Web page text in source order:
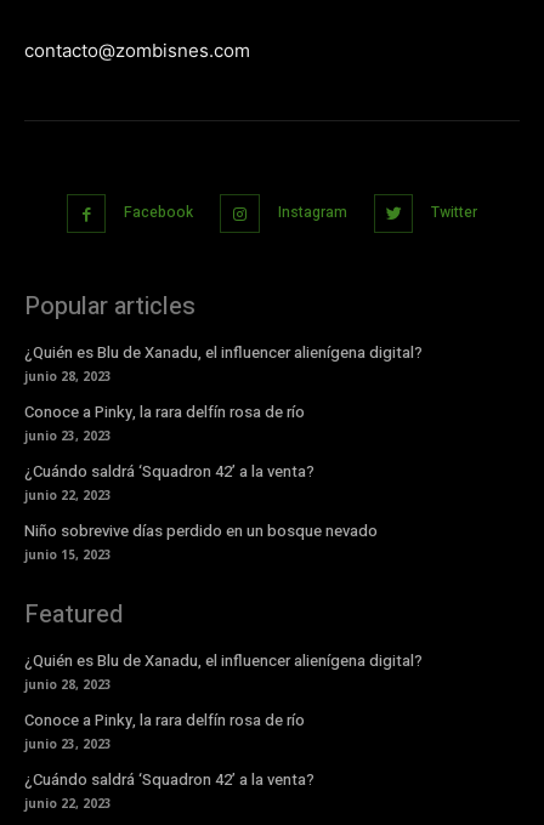
contacto@zombisnes.com
Facebook Instagram Twitter
Popular articles
¿Quién es Blu de Xanadu, el influencer alienígena digital?
junio 28, 2023
Conoce a Pinky, la rara delfín rosa de río
junio 23, 2023
¿Cuándo saldrá ‘Squadron 42’ a la venta?
junio 22, 2023
Niño sobrevive días perdido en un bosque nevado
junio 15, 2023
Featured
¿Quién es Blu de Xanadu, el influencer alienígena digital?
junio 28, 2023
Conoce a Pinky, la rara delfín rosa de río
junio 23, 2023
¿Cuándo saldrá ‘Squadron 42’ a la venta?
junio 22, 2023